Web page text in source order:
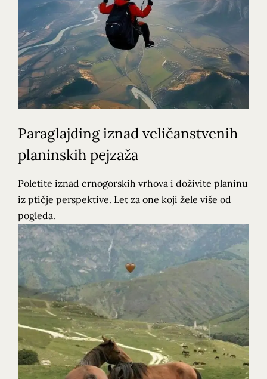
Paraglajding iznad veličanstvenih
planinskih pejzaža
Poletite iznad crnogorskih vrhova i doživite planinu
iz ptičje perspektive. Let za one koji žele više od
pogleda.